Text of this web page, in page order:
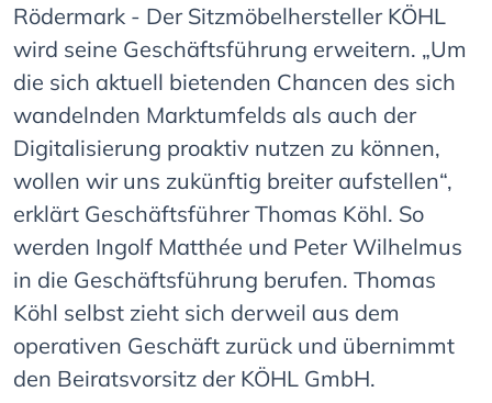
Rödermark - Der Sitzmöbelhersteller KÖHL
wird seine Geschäftsführung erweitern. „Um
die sich aktuell bietenden Chancen des sich
wandelnden Marktumfelds als auch der
Digitalisierung proaktiv nutzen zu können,
wollen wir uns zukünftig breiter aufstellen“,
erklärt Geschäftsführer Thomas Köhl. So
werden Ingolf Matthée und Peter Wilhelmus
in die Geschäftsführung berufen. Thomas
Köhl selbst zieht sich derweil aus dem
operativen Geschäft zurück und übernimmt
den Beiratsvorsitz der KÖHL GmbH.